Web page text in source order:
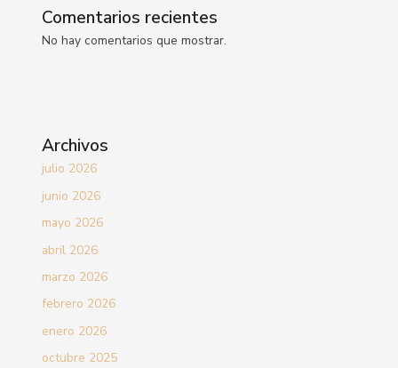
Comentarios recientes
No hay comentarios que mostrar.
Archivos
julio 2026
junio 2026
mayo 2026
abril 2026
marzo 2026
febrero 2026
enero 2026
octubre 2025